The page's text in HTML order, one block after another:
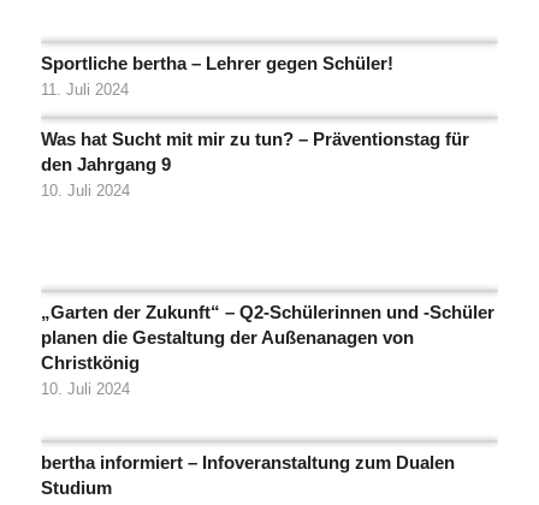
Sportliche bertha – Lehrer gegen Schüler!
11. Juli 2024
Was hat Sucht mit mir zu tun? – Präventionstag für
den Jahrgang 9
10. Juli 2024
„Garten der Zukunft“ – Q2-Schülerinnen und -Schüler
planen die Gestaltung der Außenanagen von
Christkönig
10. Juli 2024
bertha informiert – Infoveranstaltung zum Dualen
Studium